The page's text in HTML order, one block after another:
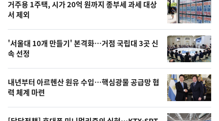
최
신,
오
늘
의
영
상
기
뉴
스
거주용 1주택, 시가 20억 원까지 종부세 과세 대상
서 제외
'서울대 10개 만들기' 본격화…거점 국립대 3곳 신
속 선정
내년부터 아르헨산 원유 수입…핵심광물 공급망 협
력 체계 마련